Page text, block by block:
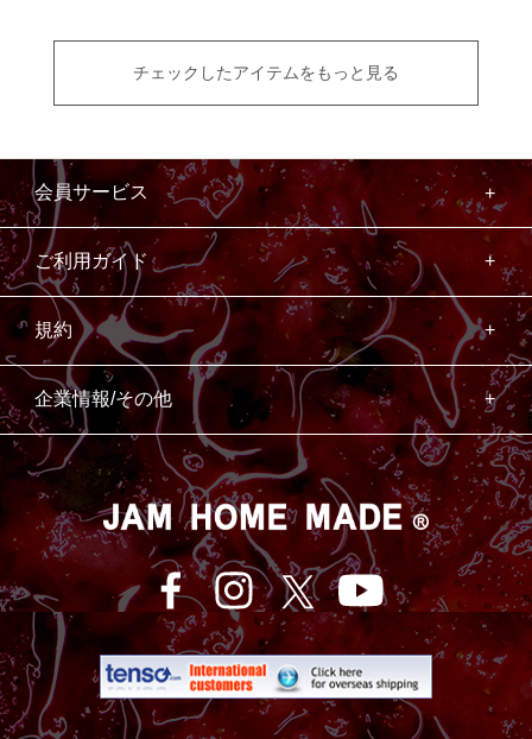
チェックしたアイテムをもっと見る
会員サービス
ご利用ガイド
規約
企業情報/その他